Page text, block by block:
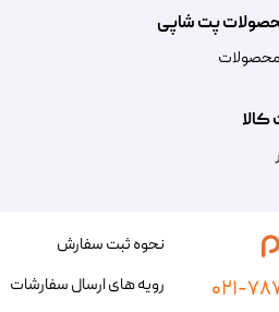
پت شاپی
نحوه ثبت سفارش
رویه های ارسال سفارشات